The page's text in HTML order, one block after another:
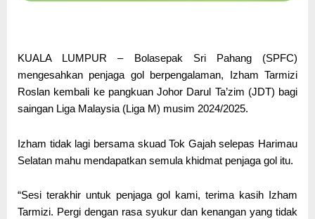
KUALA LUMPUR – Bolasepak Sri Pahang (SPFC)
mengesahkan penjaga gol berpengalaman, Izham Tarmizi
Roslan kembali ke pangkuan Johor Darul Ta’zim (JDT) bagi
saingan Liga Malaysia (Liga M) musim 2024/2025.
Izham tidak lagi bersama skuad Tok Gajah selepas Harimau
Selatan mahu mendapatkan semula khidmat penjaga gol itu.
“Sesi terakhir untuk penjaga gol kami, terima kasih Izham
Tarmizi. Pergi dengan rasa syukur dan kenangan yang tidak